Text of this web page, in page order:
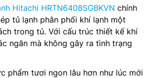
Hitachi HRTN6408SGBKVN chính
tủ lạnh phân phối khí lạnh một
trong tủ. Với cấu trúc thiết kế khí
ngăn mà không gây ra tình trạng
phẩm tươi ngon lâu hơn như lúc mới